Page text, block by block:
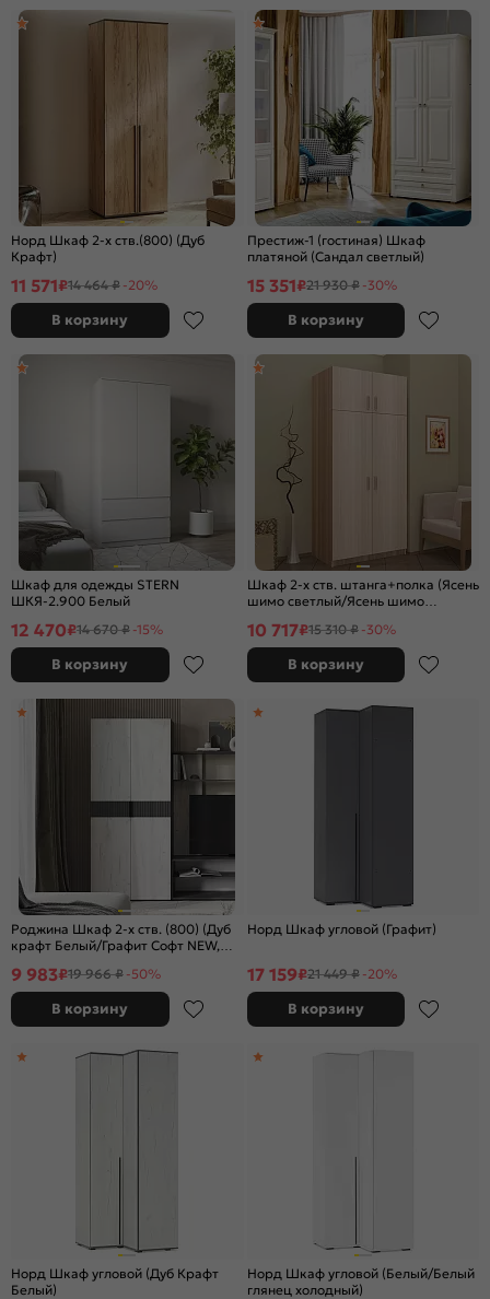
Норд Шкаф 2-х ств.(800) (Дуб
Крафт)
11 571₽14 464 ₽ -20%
В корзину
Престиж-1 (гостиная) Шкаф
платяной (Сандал светлый)
15 351₽21 930 ₽ -30%
В корзину
Шкаф для одежды STERN
ШКЯ-2.900 Белый
12 470₽14 670 ₽ -15%
В корзину
Шкаф 2-х ств. штанга+полка (Ясень
шимо светлый/Ясень шимо
10 717₽15 310 ₽ -30%
В корзину
Роджина Шкаф 2-х ств. (800) (Дуб
крафт Белый/Графит Софт NEW,
9 983₽19 966 ₽ -50%
В корзину
Норд Шкаф угловой (Графит)
17 159₽21 449 ₽ -20%
В корзину
Норд Шкаф угловой (Дуб Крафт
Белый)
Норд Шкаф угловой (Белый/Белый
глянец холодный)